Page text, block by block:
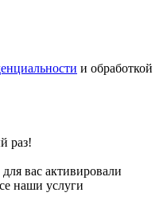
и обработкой
раз!
вас активировали
наши услуги